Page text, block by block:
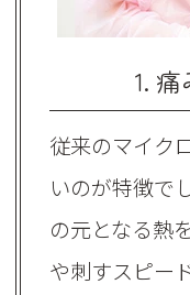
1.
従来のマイク
いのが特徴で
の元となる熱
や刺すスピー